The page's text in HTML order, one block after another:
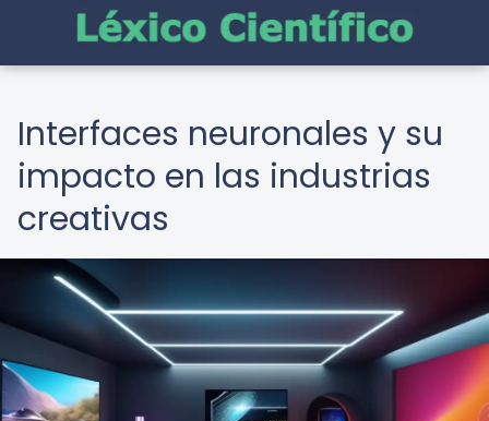
Interfaces neuronales y su
impacto en las industrias
creativas